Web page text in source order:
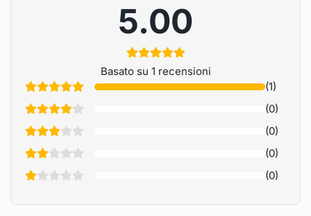
5.00
Basato su 1 recensioni
(1)
(0)
(0)
(0)
(0)